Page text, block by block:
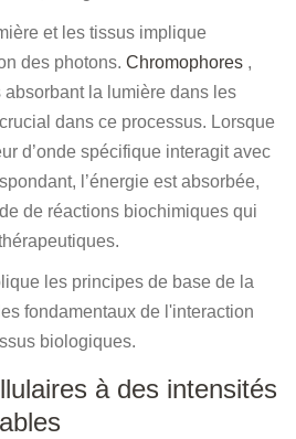
et les tissus implique
des photons. Chromophores ,
la lumière dans les
dans ce processus. Lorsque
d’onde spécifique interagit avec
l’énergie est absorbée,
de réactions biochimiques qui
les principes de base de la
fondamentaux de l'interaction
biologiques.
à des intensités